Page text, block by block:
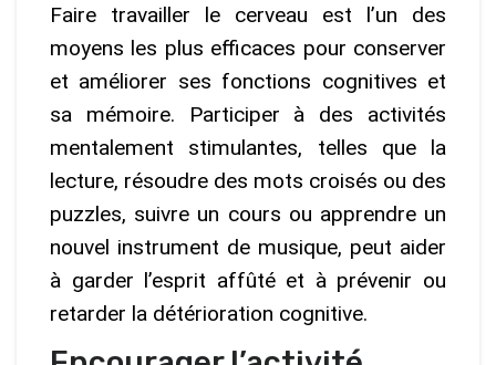
Faire travailler le cerveau est l’un des
moyens les plus efficaces pour conserver
et améliorer ses fonctions cognitives et
sa mémoire. Participer à des activités
mentalement stimulantes, telles que la
lecture, résoudre des mots croisés ou des
puzzles, suivre un cours ou apprendre un
nouvel instrument de musique, peut aider
à garder l’esprit affûté et à prévenir ou
retarder la détérioration cognitive.